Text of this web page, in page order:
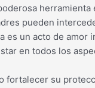
pueden
es un acto de
en todos los
fortalecer su